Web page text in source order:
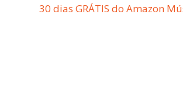
30 dias GRÁTIS do Amazon